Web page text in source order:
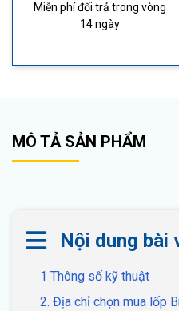
Miễn phí đổi trả trong vòng
14 ngày
MÔ TẢ SẢN PHẨM
Nội dung bài
1 Thông số kỹ thuật
2. Địa chỉ chọn mua lốp